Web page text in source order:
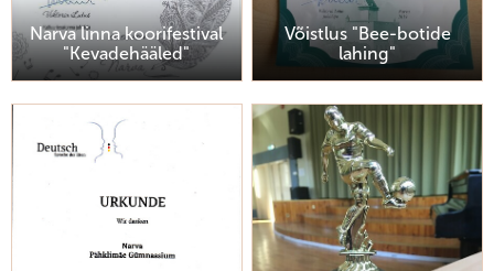
Narva linna koorifestival
"Kevadehääled"
Võistlus "Bee-botide
lahing"